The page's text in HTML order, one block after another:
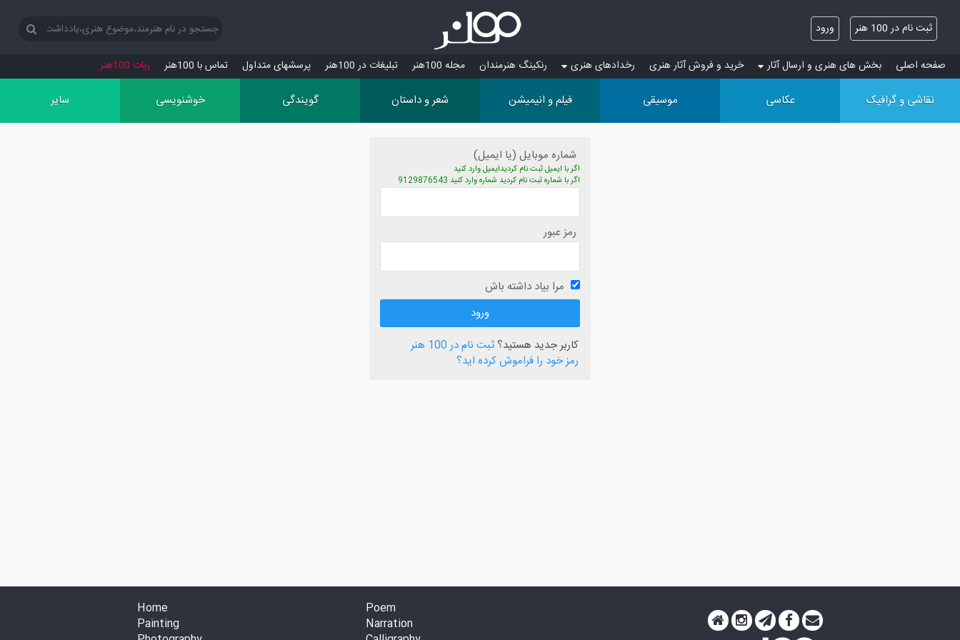
ثبت نام در 100 هنر ورود
صفحه اصلی بخش های هنری و ارسال آثار خرید و فروش آثار هنری رخدادهای هنری رنکینگ هنرمندان مجله 100هنر تبلیغات در 100هنر پرسش‏های متداول تماس با 100هنر ربات 100هنر
نقاشی و گرافیک عکاسی موسیقی فیلم و انیمیشن شعر و داستان گویندگی خوشنویسی سایر
شماره موبایل (یا ایمیل)
اگر با ایمیل ثبت نام کردیدایمیل وارد کنید
اگر با شماره ثبت نام کردید شماره وارد کنید 9129876543
رمز عبور
مرا بیاد داشته باش
کاربر جدید هستید؟ثبت نام در 100 هنر
رمز خود را فراموش کرده اید؟
Home
Painting
Poem
Narration